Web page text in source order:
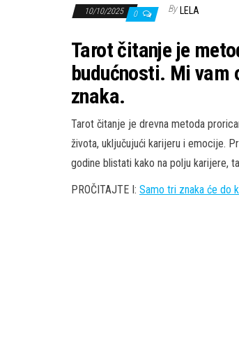
10/10/2025 0 By LELA
Tarot čitanje je
budućnosti. Mi
znaka.
Tarot čitanje je drevna metoda
života, uključujući karijeru i emocije.
godine blistati kako na polju karijere,
PROČITAJTE I: Samo tri znaka će do